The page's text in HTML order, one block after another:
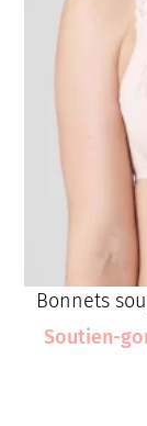
Bonnets
Soutien-